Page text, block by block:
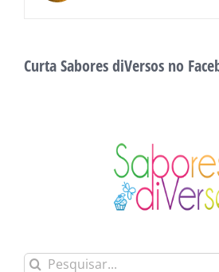
Curta Sabores diVersos no
Buscar